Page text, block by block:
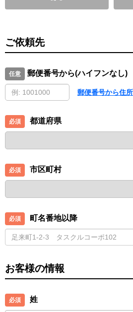
ご依頼先
郵便番号から(ハイフンなし)
郵便番号から住
都道府県
市区町村
町名番地以降
お客様の情報
姓